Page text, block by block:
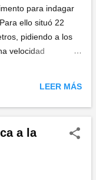
para indagar
ello situó 22
pidiendo a los
velocidad
hace variar la
obligado a frenar y
atrás. El
de los seres
de las
LEER MÁS
a la